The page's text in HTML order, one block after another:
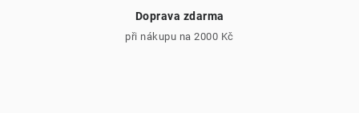
Doprava zdarma
při nákupu na 2000 Kč